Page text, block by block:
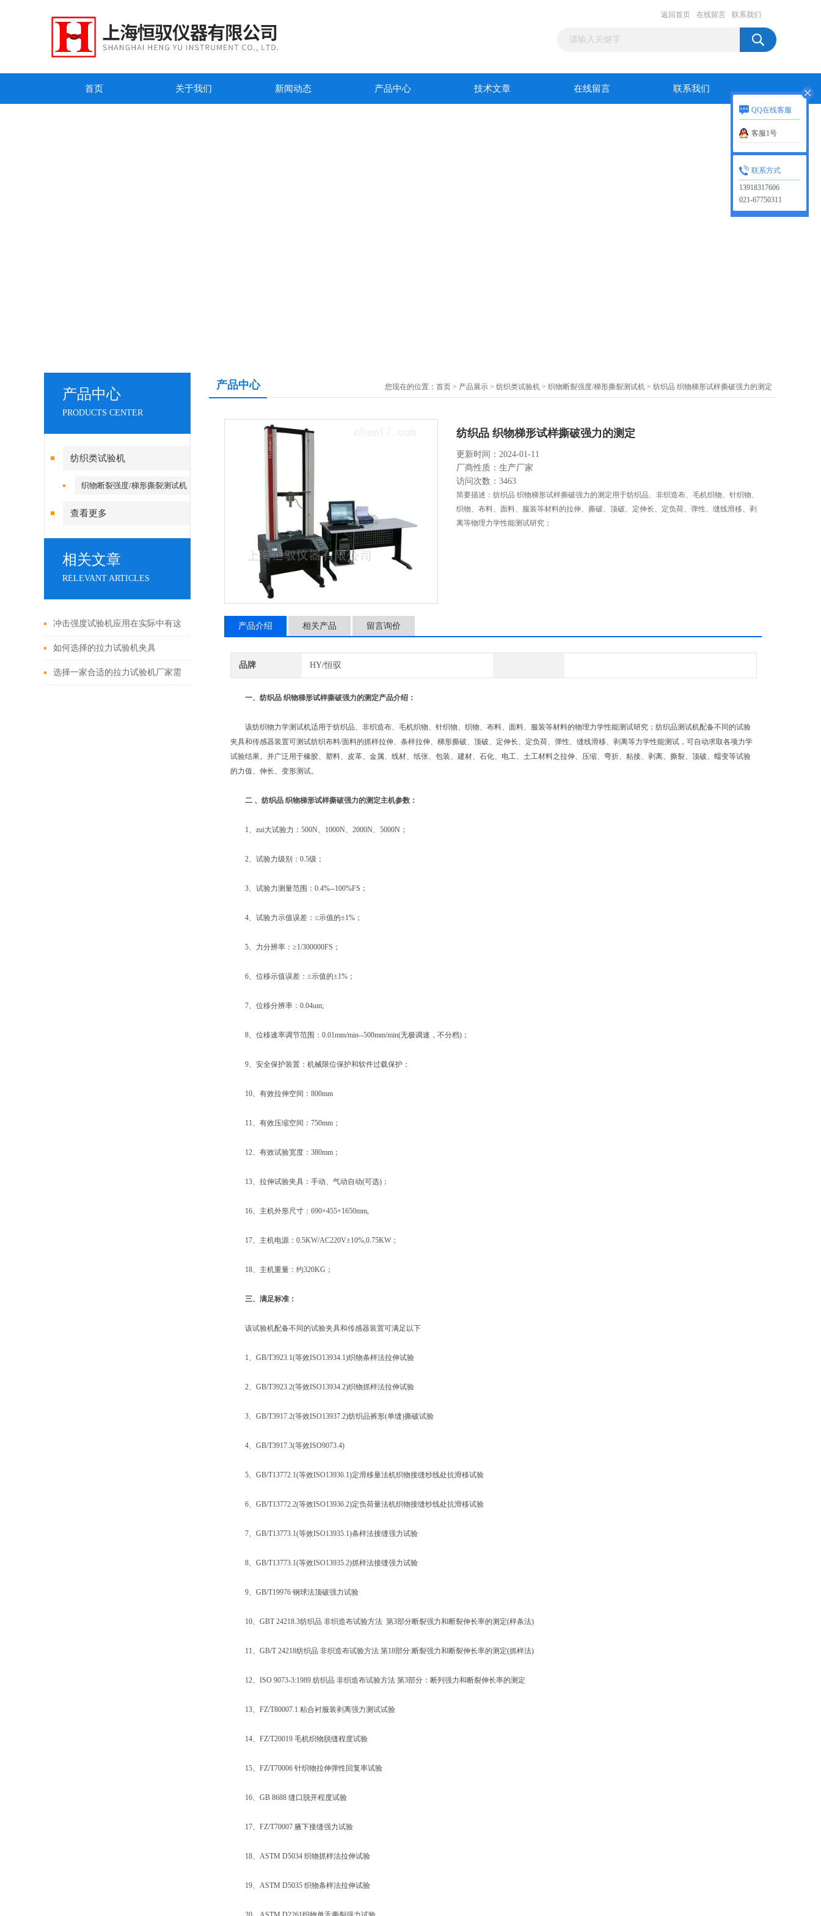
返回首页 在线留言 联系我们
首页 关于我们 新闻动态 产品中心 技术文章 在线留言 联系我们
产品中心
PRODUCTS CENTER
纺织类试验机
织物断裂强度/梯形撕裂测试机
查看更多
相关文章
RELEVANT ARTICLES
冲击强度试验机应用在实际中有这
七大特点
如何选择的拉力试验机夹具
选择一家合适的拉力试验机厂家需
产品中心 您现在的位置： 首页 > 产品展示 > 纺织类试验机 > 织物断裂强度/梯形撕裂测试机 > 纺织品 织物梯形试样撕破强力的测定
纺织品 织物梯形试样撕破强力的测定
更新时间：2024-01-11
厂商性质：生产厂家
访问次数：3463
简要描述：纺织品 织物梯形试样撕破强力的测定用于纺织品、非织造布、毛机织物、针织物、
织物、布料、面料、服装等材料的拉伸、撕破、顶破、定伸长、定负荷、弹性、缝线滑移、剥
离等物理力学性能测试研究；
产品介绍 相关产品 留言询价
品牌 HY/恒驭
一、纺织品 织物梯形试样撕破强力的测定产品介绍：
该纺织物力学测试机适用于纺织品、非织造布、毛机织物、针织物、织物、布料、面料、服装等材料的物理力学性能测试研究；纺织品测试机配备不同的试验
夹具和传感器装置可测试纺织布料/面料的抓样拉伸、条样拉伸、梯形撕破、顶破、定伸长、定负荷、弹性、缝线滑移、剥离等力学性能测试，可自动求取各项力学
试验结果。并广泛用于橡胶、塑料、皮革、金属、线材、纸张、包装、建材、石化、电工、土工材料之拉伸、压缩、弯折、粘接、剥离、撕裂、顶破、蠕变等试验
的力值、伸长、变形测试。
二 、纺织品 织物梯形试样撕破强力的测定主机参数：
1、zui大试验力：500N、1000N、2000N、5000N；
2、试验力级别：0.5级；
3、试验力测量范围：0.4%--100%FS；
4、试验力示值误差：≤示值的±1%；
5、力分辨率：≥1/300000FS；
6、位移示值误差：≤示值的±1%；
7、位移分辨率：0.04um;
8、位移速率调节范围：0.01mm/min--500mm/min(无极调速，不分档)；
9、安全保护装置：机械限位保护和软件过载保护；
10、有效拉伸空间：800mm
11、有效压缩空间：750mm；
12、有效试验宽度：380mm；
13、拉伸试验夹具：手动、气动自动(可选)；
16、主机外形尺寸：690×455×1650mm,
17、主机电源：0.5KW/AC220V±10%,0.75KW；
18、主机重量：约320KG；
三、满足标准：
该试验机配备不同的试验夹具和传感器装置可满足以下
1、GB/T3923.1(等效ISO13934.1)织物条样法拉伸试验
2、GB/T3923.2(等效ISO13934.2)织物抓样法拉伸试验
3、GB/T3917.2(等效ISO13937.2)纺织品裤形(单缝)撕破试验
4、GB/T3917.3(等效ISO9073.4)
5、GB/T13772.1(等效ISO13936.1)定滑移量法机织物接缝纱线处抗滑移试验
6、GB/T13772.2(等效ISO13936.2)定负荷量法机织物接缝纱线处抗滑移试验
7、GB/T13773.1(等效ISO13935.1)条样法接缝强力试验
8、GB/T13773.1(等效ISO13935.2)抓样法接缝强力试验
9、GB/T19976 钢球法顶破强力试验
10、GBT 24218.3纺织品 非织造布试验方法 第3部分断裂强力和断裂伸长率的测定(样条法)
11、GB/T 24218纺织品 非织造布试验方法 第18部分:断裂强力和断裂伸长率的测定(抓样法)
12、ISO 9073-3:1989 纺织品 非织造布试验方法 第3部分：断列强力和断裂伸长率的测定
13、FZ/T80007.1 粘合衬服装剥离强力测试试验
14、FZ/T20019 毛机织物脱缝程度试验
15、FZ/T70006 针织物拉伸弹性回复率试验
16、GB 8688 缝口脱开程度试验
17、FZ/T70007 腋下接缝强力试验
18、ASTM D5034 织物抓样法拉伸试验
19、ASTM D5035 织物条样法拉伸试验
QQ在线客服
客服1号
联系方式
13918317606
021-67750311